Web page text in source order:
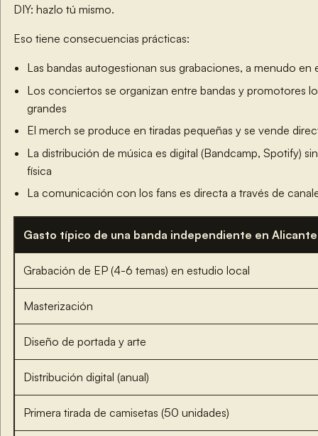
DIY: hazlo tú mismo.
Eso tiene consecuencias prácticas:
Las bandas autogestionan sus grabaciones, a menudo en
Los conciertos se organizan entre bandas y promotores
grandes
El merch se produce en tiradas pequeñas y se vende
La distribución de música es digital (Bandcamp, Spotify)
física
La comunicación con los fans es directa a través de
Gasto típico de una banda independiente en Alicante
Grabación de EP (4-6 temas) en estudio local
Masterización
Diseño de portada y arte
Distribución digital (anual)
Primera tirada de camisetas (50 unidades)